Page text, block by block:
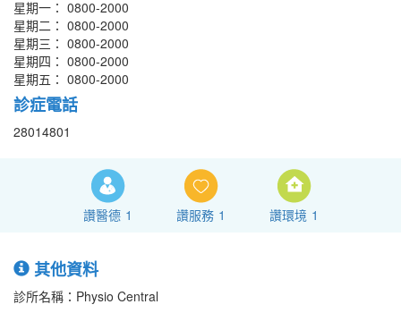
星期一： 0800-2000
星期二： 0800-2000
星期三： 0800-2000
星期四： 0800-2000
星期五： 0800-2000
診症電話
28014801
讚醫德 1 讚服務 1 讚環境 1
其他資料
診所名稱：Physio Central